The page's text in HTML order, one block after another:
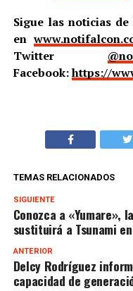
Sigue las noticias
en
Twitter
Facebook:https://
TEMAS RELACIONADOS
SIGUIENTE
Conozca a «Yumare»,
sustituirá a Tsunami
ANTERIOR
Delcy Rodríguez
capacidad de